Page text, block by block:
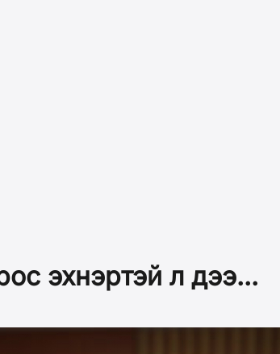
эхнэртэй л дээ...